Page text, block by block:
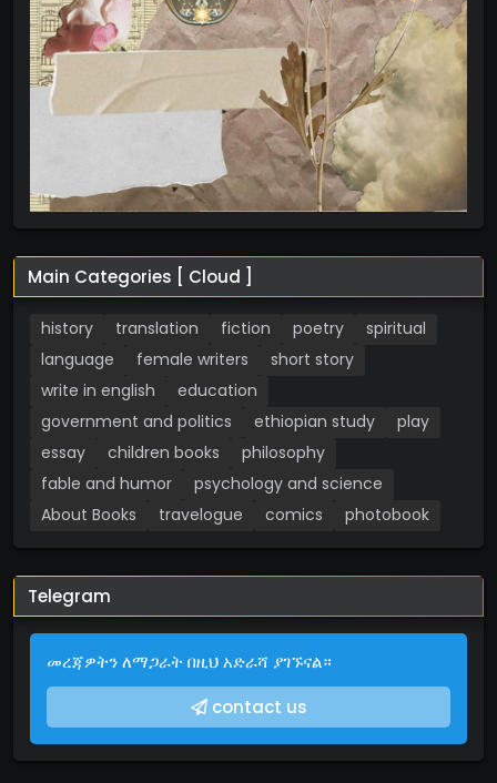
Main Categories [ Cloud ]
history translation fiction poetry
spiritual
language
female writers
short story
write in english
education
government and politics
ethiopian study
play
essay
children books
philosophy
fable and humor
psychology and science
About Books
travelogue comics photobook
Telegram
መረጃዎትን ለማጋራት በዚህ አድራሻ ያገኙናል።
contact us